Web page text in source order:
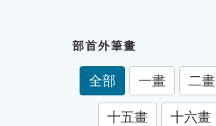
部首外筆畫
全部 一畫 二畫
十五畫 十六畫